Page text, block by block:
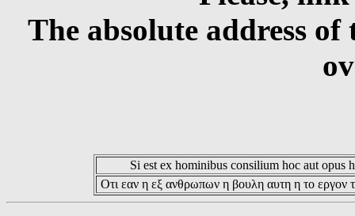
The absolute address
Si est ex hominibus consilium hoc aut opus
Οτι εαν η εξ ανθρωπων η βουλη αυτη η το εργον